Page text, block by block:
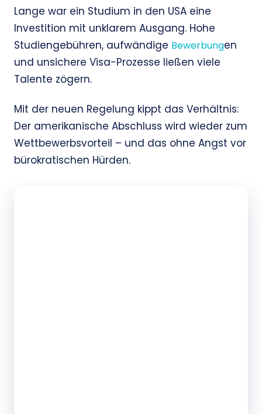
Lange war ein Studium in den USA eine
Investition mit unklarem Ausgang. Hohe
Studiengebühren, aufwändige Bewerbungen
und unsichere Visa-Prozesse ließen viele
Talente zögern.
Mit der neuen Regelung kippt das Verhältnis:
Der amerikanische Abschluss wird wieder zum
Wettbewerbsvorteil – und das ohne Angst vor
bürokratischen Hürden.